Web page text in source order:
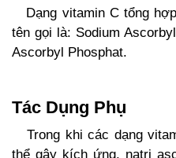
Dạng vitamin C tổng
tên gọi là: Sodium
Ascorbyl Phosphat.
Tác Dụng Phụ
Trong khi các dạng
thể gây kích ứng, natri